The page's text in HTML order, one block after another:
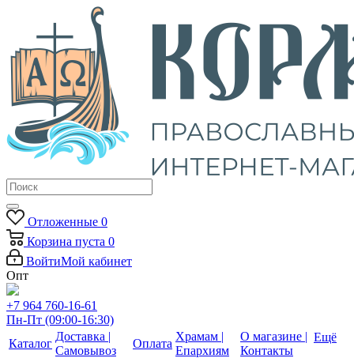
Отложенные 0
Корзина пуста 0
ВойтиМой кабинет
Опт
+7 964 760-16-61
Пн-Пт (09:00-16:30)
Каталог
Доставка |
Самовывоз
Оплата
Храмам |
Епархиям
О магазине |
Контакты
Ещё